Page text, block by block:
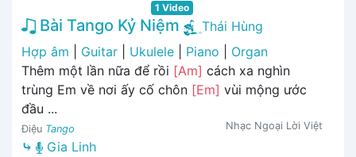
1 Video
Bài Tango Kỷ Niệm
Thái Hùng
Hợp âm
Guitar Ukulele Piano
Organ
Thêm một lần nữa để rồi [Am] cách xa nghìn
trùng Em về nơi ấy cố chôn [Em] vùi mộng ước
đầu ...
Điệu Tango Nhạc Ngoại Lời Việt
⤷ Gia Linh